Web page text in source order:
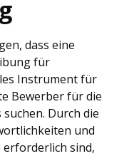
dass eine
für
Instrument für
Bewerber für die
Durch die
und
erforderlich sind,